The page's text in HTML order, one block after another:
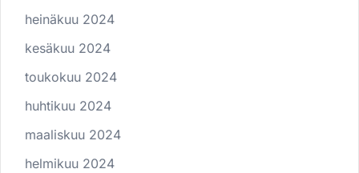
heinäkuu 2024
kesäkuu 2024
toukokuu 2024
huhtikuu 2024
maaliskuu 2024
helmikuu 2024